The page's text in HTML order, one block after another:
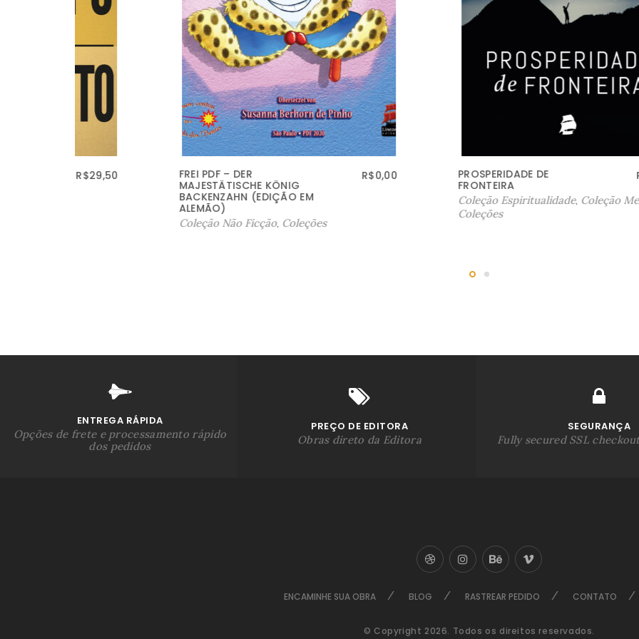
FREI PDF – DER
MAJESTÄTISCHE KÖNIG
BACKENZAHN (EDIÇÃO EM
Coleção Não Ficção,Coleções
PROSPERIDADE DE
FRONTEIRA
R$
Coleção Espiritualidade,Coleção Metafísica,
ENTREGA RÁPIDA
Opções de frete e processamento rápido
dos pedidos
PREÇO DE EDITORA
Obras direto da Editora
SEGURANÇA
Fully secured SSL
ENCAMINHE SUA OBRA BLOG RASTREAR PEDIDO CONTATO
© Copyright 2026. Todos os direitos reservados.